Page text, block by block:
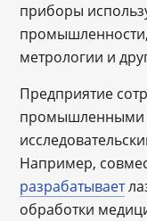
приборы
метрологии и
Предприятие
промышленными
Например,
разрабатывает
обработки